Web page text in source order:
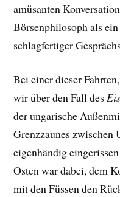
amüsanten
Börsenphilosoph als
schlagfertiger
Bei einer dieser
wir über den Fall des
der ungarische
Grenzzaunes zwischen
eigenhändig
Osten war dabei, dem
mit den Füssen den